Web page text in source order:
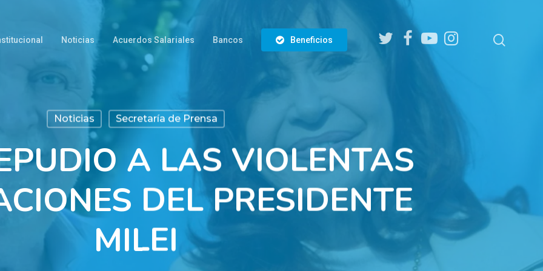
Noticias Acuerdos Salariales Bancos Beneficios
twitter facebookyoutubeinstagram
Noticias Secretaría de Prensa
A LAS VIOLENTAS
DEL PRESIDENTE
MILEI